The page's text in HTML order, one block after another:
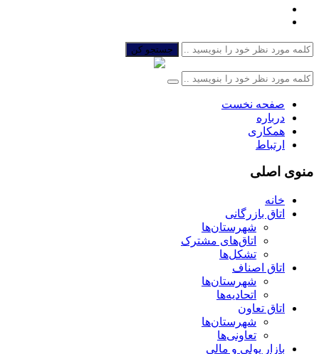
جستجو کن
صفحه نخست
درباره
همکاری
ارتباط
منوی اصلی
خانه
اتاق بازرگانی
شهرستان‌ها
اتاق‌های مشترک
تشکل‌ها
اتاق اصناف
شهرستان‌ها
اتحادیه‌ها
اتاق تعاون
شهرستان‌ها
تعاونی‌ها
بازار پولی و مالی